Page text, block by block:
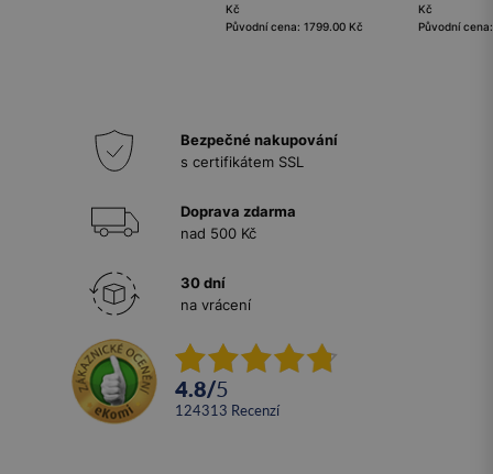
Kč
Původní cena: 1799.00 Kč
Kč
Původní
Bezpečné nakupování
s certifikátem SSL
Doprava zdarma
nad 500 Kč
30 dní
na vrácení
4.8/5
124313 recenzí